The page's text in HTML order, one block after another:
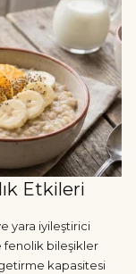
Etkileri
yara iyileştirici
fenolik bileşikler
kapasitesi